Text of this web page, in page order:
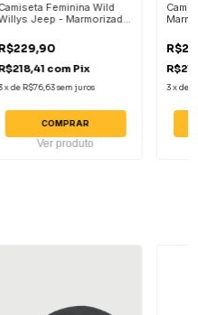
Feminina Wild
Jeep - Marmorizada
com Pix
xdeR$76,63sem juros
COMPRAR
Ver produto
3xde